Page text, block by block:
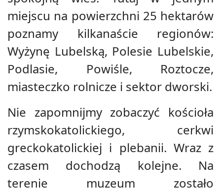
miejscu na powierzchni 25 hektarów
poznamy kilkanaście regionów:
Wyżynę Lubelską, Polesie Lubelskie,
Podlasie, Powiśle, Roztocze,
miasteczko rolnicze i sektor dworski.
Nie zapomnijmy zobaczyć kościoła
rzymskokatolickiego, cerkwi
greckokatolickiej i plebanii. Wraz z
czasem dochodzą kolejne. Na
terenie muzeum zostało